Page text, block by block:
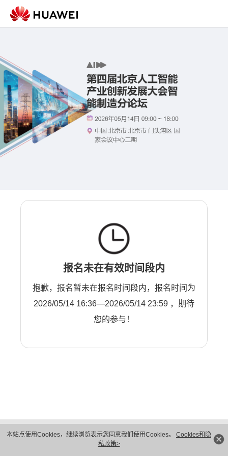
本站点使用Cookies，继续浏览表示您同意我们使用Cookies。 Cookies和隐
私政策>
报名未在有效时间段内
抱歉，报名暂未在报名时间段内，报名时间为
2026/05/14 16:36—2026/05/14 23:59 ，期待
您的参与！
隐私保护
法律声明